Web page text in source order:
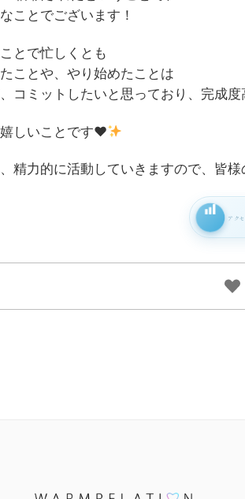
ことでございます！
とで忙しくとも
ことや、やり始めたことは
コミットしたいと思っており、完成
しいことです♥️
精力的に活動していきますので、皆
アク